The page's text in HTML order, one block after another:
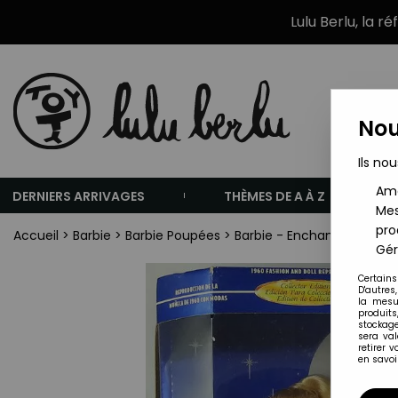
Lulu Berlu, la
DERNIERS ARRIVAGES THÈMES DE A À Z
Accueil > Barbie > Barbie Poupées > Barbie - Enchanted
Ils
la
sera
retirer
en